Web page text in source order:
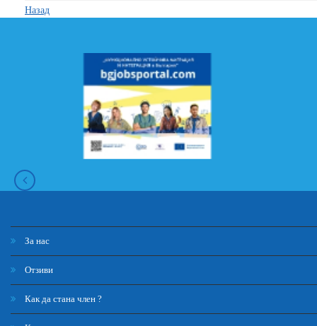
Назад
За нас
Отзиви
Как да стана член ?